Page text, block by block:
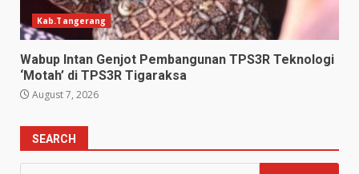
Kab.Tangerang
Wabup Intan Genjot Pembangunan TPS3R Teknologi
‘Motah’ di TPS3R Tigaraksa
August 7, 2026
SEARCH